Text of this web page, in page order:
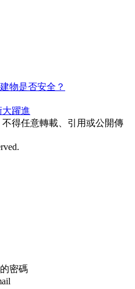
物是否安全？
躍進
得任意轉載、引用或公開傳
密碼